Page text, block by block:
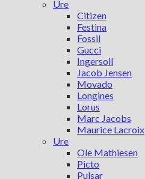
Ure
Citizen
Festina
Fossil
Gucci
Ingersoll
Jacob Jensen
Movado
Longines
Lorus
Marc Jacobs
Maurice Lacroix
Ure
Ole Mathiesen
Picto
Pulsar